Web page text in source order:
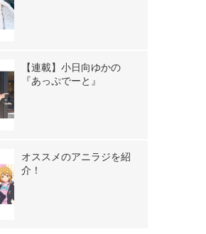
【連載】小日向ゆかの
『あっぷでーと』
オススメのアニラジを紹
介！